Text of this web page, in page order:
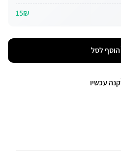
15₪
הוסף לסל
קנה עכשיו